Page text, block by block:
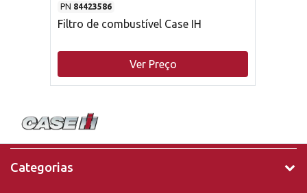
PN 84423586
Filtro de combustível Case IH
Ver Preço
Categorias